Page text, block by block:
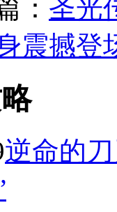
： 圣光
震撼登
逆命的